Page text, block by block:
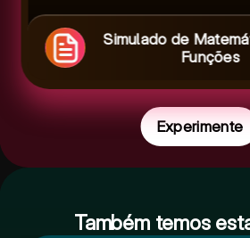
Simulado de
Funções
Experimente
Também temos